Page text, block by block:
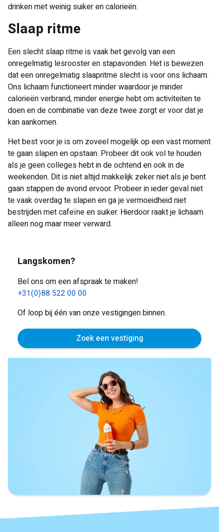
drinken met weinig suiker en calorieën.
Slaap ritme​
Een slecht slaap ritme is vaak het gevolg van een
onregelmatig lesrooster en stapavonden. Het is bewezen
dat een onregelmatig slaapritme slecht is voor ons lichaam.
Ons lichaam functioneert minder waardoor je minder
calorieën verbrand, minder energie hebt om activiteiten te
doen en de combinatie van deze twee zorgt er voor dat je
kan aankomen.
Het best voor je is om zoveel mogelijk op een vast moment
te gaan slapen en opstaan. Probeer dit ook vol te houden
als je geen colleges hebt in de ochtend en ook in de
weekenden. Dit is niet altijd makkelijk zeker niet als je bent
gaan stappen de avond ervoor. Probeer in ieder geval niet
te vaak overdag te slapen en ga je vermoeidheid niet
bestrijden met cafeïne en suiker. Hierdoor raakt je lichaam
alleen nog maar meer verward.
Langskomen?
Bel ons om een afspraak te maken!
+31(0)88 522 00 00
Of loop bij één van onze vestigingen binnen.
Zoek een vestiging